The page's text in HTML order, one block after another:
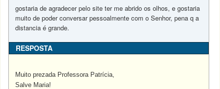
gostaria de agradecer pelo site ter me abrido os olhos, e gostaria
muito de poder conversar pessoalmente com o Senhor, pena q a
distancia é grande.
RESPOSTA
Muito prezada Professora Patrícia,
Salve Maria!